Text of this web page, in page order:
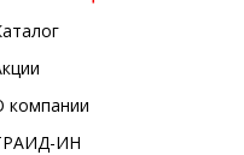
компании
ИН